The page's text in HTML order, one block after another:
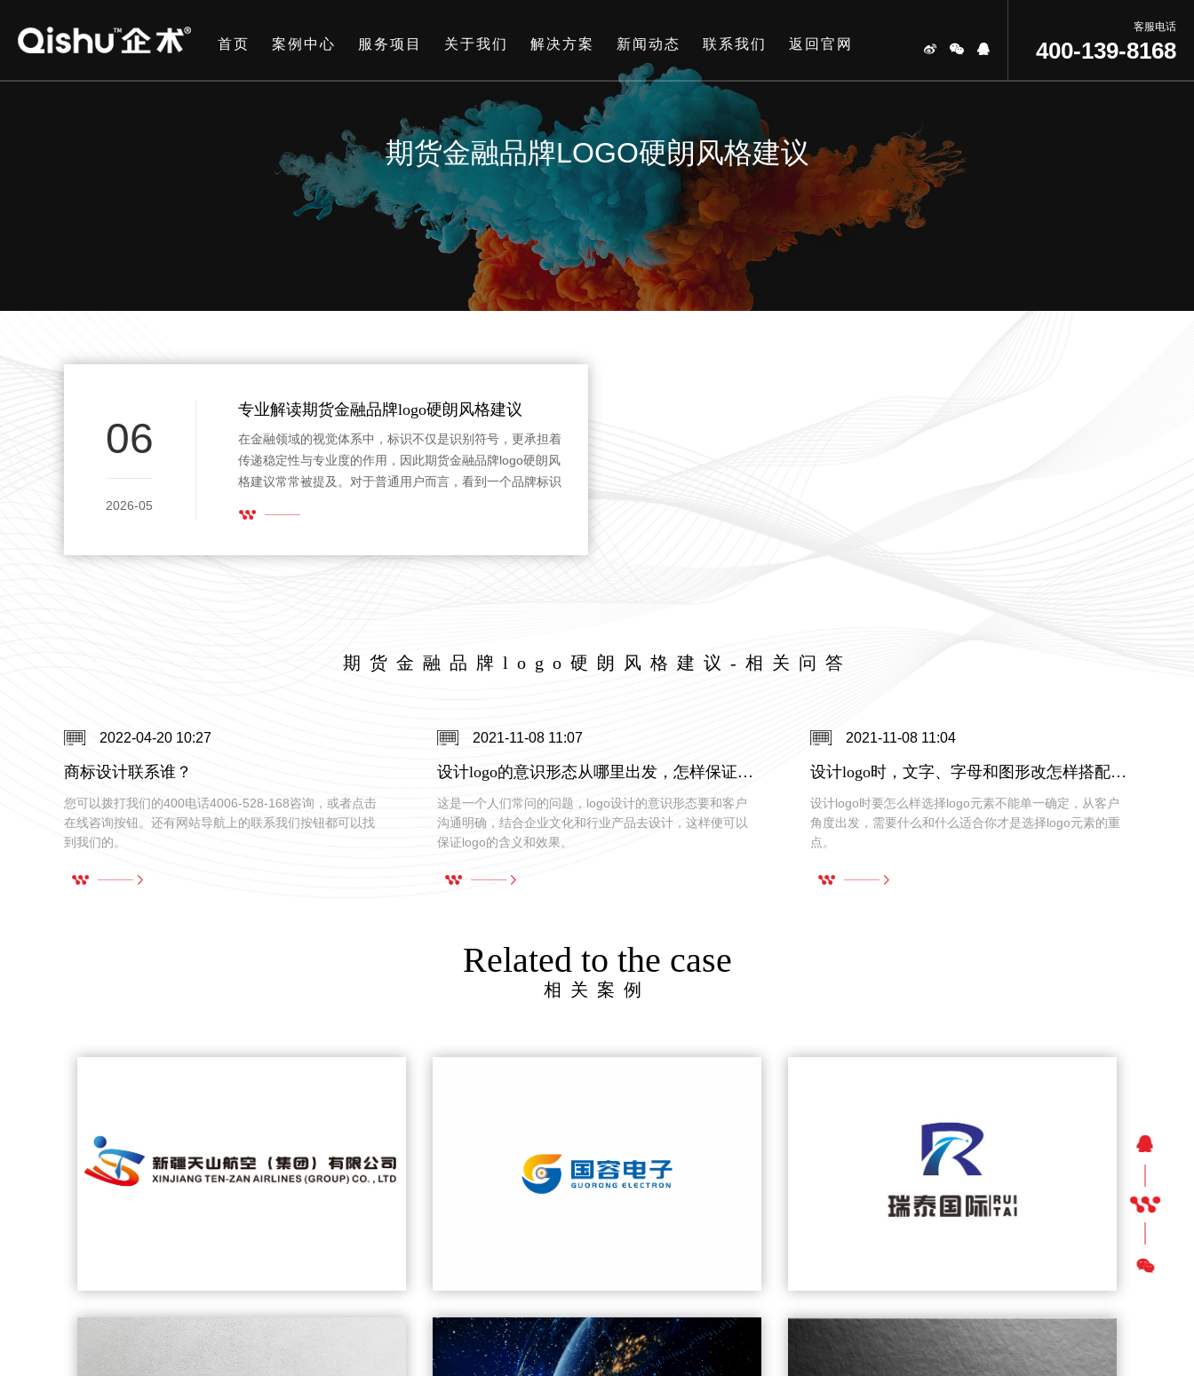
客服电话
400-139-8168
首页 案例中心 服务项目 关于我们 解决方案 新闻动态 联系我们 返回官网
期货金融品牌LOGO硬朗风格建议
06
2026-05
专业解读期货金融品牌logo硬朗风格建议
在金融领域的视觉体系中，标识不仅是识别符号，更承担着
传递稳定性与专业度的作用，因此期货金融品牌logo硬朗风
格建议常常被提及。对于普通用户而言，看到一个品牌标识
彩和结构的共同影响。硬朗风格之所以在金融行业中频繁出
期货金融品牌logo硬朗风格建议-相关问答
2022-04-20 10:27
商标设计联系谁？
您可以拨打我们的400电话4006-528-168咨询，或者点击
在线咨询按钮。还有网站导航上的联系我们按钮都可以找
到我们的。
2021-11-08 11:07
设计logo的意识形态从哪里出发，怎样保证logo设计出来有内涵又很高档
这是一个人们常问的问题，logo设计的意识形态要和客户
沟通明确，结合企业文化和行业产品去设计，这样便可以
保证logo的含义和效果。
2021-11-08 11:04
设计logo时，文字、字母和图形改怎样搭配，还是单独用图形或者汉字设计好呢？
设计logo时要怎么样选择logo元素不能单一确定，从客户
角度出发，需要什么和什么适合你才是选择logo元素的重
点。
Related to the case
相关案例